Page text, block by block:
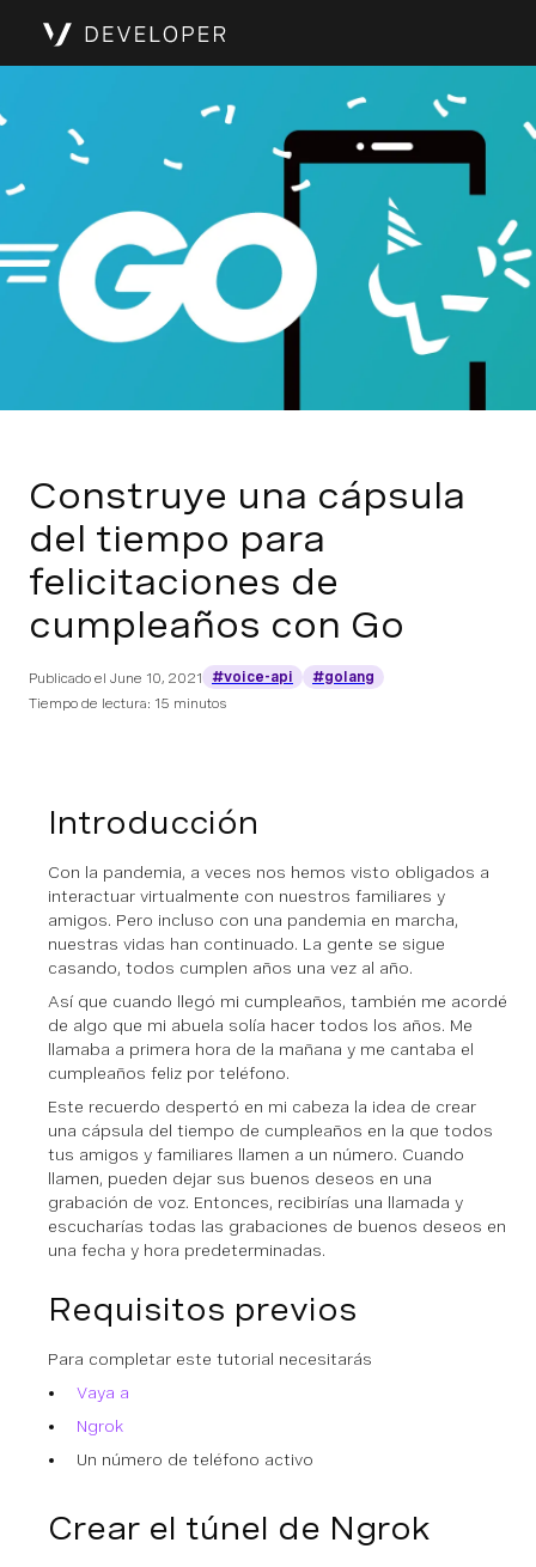
Construye una cápsula
del tiempo para
felicitaciones de
cumpleaños con Go
Publicado el June 10, 2021 #voice-api
#golang
Tiempo de lectura: 15 minutos
Introducción
Con la pandemia, a veces nos hemos visto obligados a
interactuar virtualmente con nuestros familiares y
amigos. Pero incluso con una pandemia en marcha,
nuestras vidas han continuado. La gente se sigue
casando, todos cumplen años una vez al año.
Así que cuando llegó mi cumpleaños, también me acordé
de algo que mi abuela solía hacer todos los años. Me
llamaba a primera hora de la mañana y me cantaba el
cumpleaños feliz por teléfono.
Este recuerdo despertó en mi cabeza la idea de crear
una cápsula del tiempo de cumpleaños en la que todos
tus amigos y familiares llamen a un número. Cuando
llamen, pueden dejar sus buenos deseos en una
grabación de voz. Entonces, recibirías una llamada y
escucharías todas las grabaciones de buenos deseos en
una fecha y hora predeterminadas.
Requisitos previos
Para completar este tutorial necesitarás
Vaya a
Ngrok
Un número de teléfono activo
Crear el túnel de Ngrok